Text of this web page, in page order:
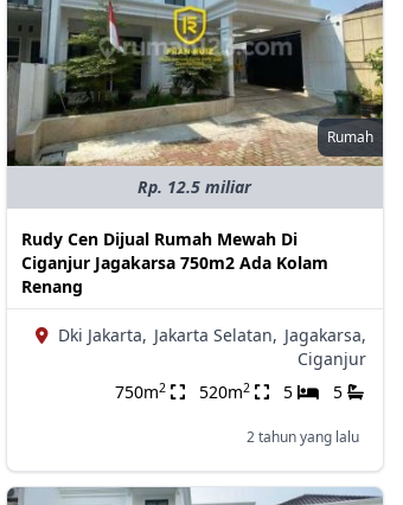
Rumah
Rp. 12.5 miliar
Rudy Cen Dijual Rumah Mewah Di
Ciganjur Jagakarsa 750m2 Ada Kolam
Renang
Dki Jakarta, Jakarta Selatan, Jagakarsa,
Ciganjur
750m2 520m2 5 5
2 tahun yang lalu